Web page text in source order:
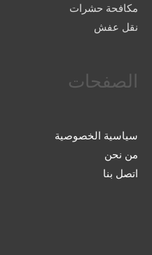
مكافحة حشرات
نقل عفش
الصفحات
سياسية الخصوصية
من نحن
اتصل بنا